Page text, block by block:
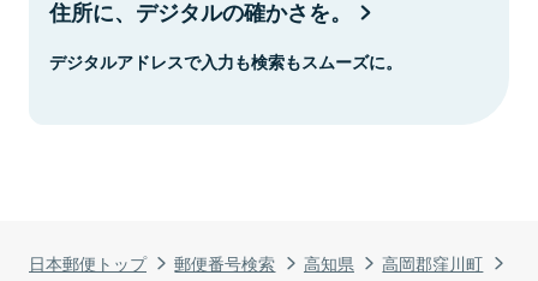
日本郵便トップ 郵便番号検索 高知県
高岡郡窪川町
住所に、デジタルの確かさを。
デジタルアドレスで入力も検索もスムーズに。